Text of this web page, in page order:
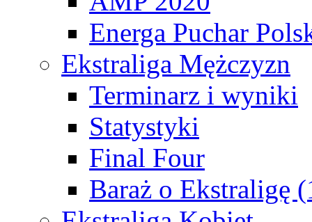
Energa Puchar
Ekstraliga Mężczyzn
Terminarz i wyniki
Statystyki
Final Four
Baraż o Ekstraligę